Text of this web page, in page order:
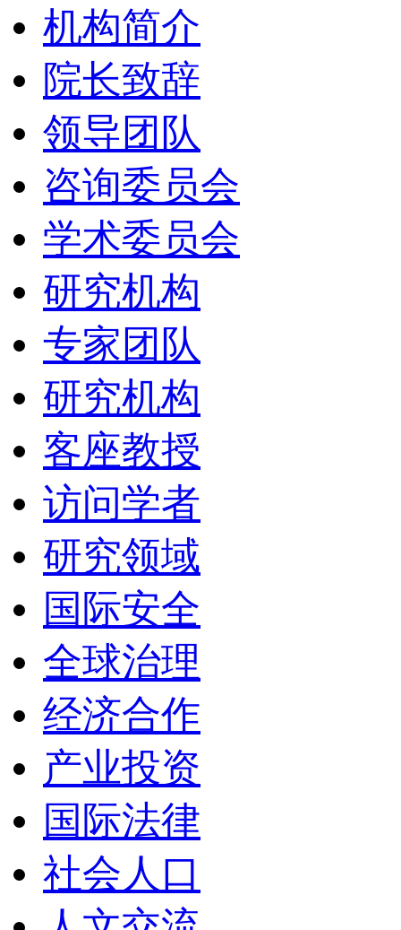
机构简介
院长致辞
领导团队
咨询委员会
学术委员会
研究机构
专家团队
研究机构
客座教授
访问学者
研究领域
国际安全
全球治理
经济合作
产业投资
国际法律
社会人口